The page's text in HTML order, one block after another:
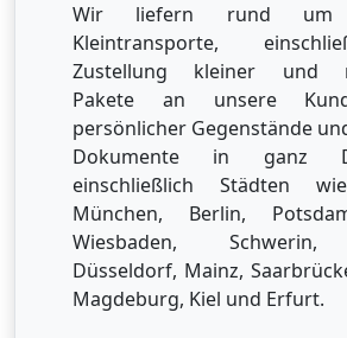
Wir liefern rund
Kleintransporte,
Zustellung kleiner und
Pakete an unsere
persönlicher Gegenstände
Dokumente in ganz
einschließlich Städten
München, Berlin,
Wiesbaden, Schwerin,
Düsseldorf, Mainz,
Magdeburg, Kiel und Erfurt.